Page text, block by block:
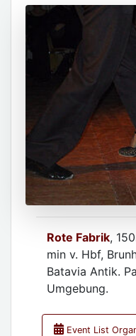
Rote Fabrik,
min v. Hbf,
Batavia Antik.
Umgebung.
Event List